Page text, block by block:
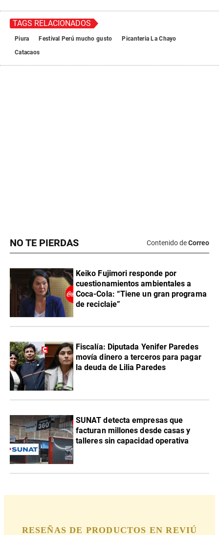
NO TE PIERDAS Contenido deCorreo
Keiko Fujimori responde por
cuestionamientos ambientales a
Coca-Cola: “Tiene un gran programa
de reciclaje”
Fiscalía: Diputada Yenifer Paredes
movía dinero a terceros para pagar
la deuda de Lilia Paredes
SUNAT detecta empresas que
facturan millones desde casas y
talleres sin capacidad operativa